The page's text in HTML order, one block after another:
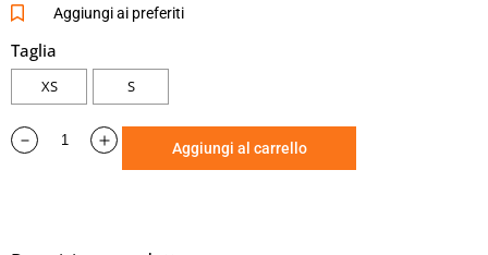
visiera e la mentoniera per farli scorrere e
calotta integrale, estrarla, quindi spingere verso l’alto).
Sistema di ritenzione della fibbia Microlock. Sfiato del
Visiera antigraffio e antiappannamento con sistema visiera a
sgancio rapido per una facile sostituzione.
Aggiungi ai preferiti
Taglia
XS S
Aggiungi al carrello